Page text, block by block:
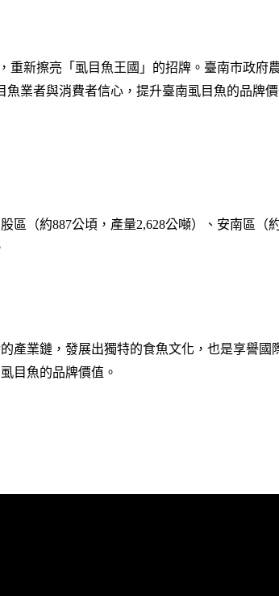
重新擦亮「虱目魚王國」的招牌。臺南市政府
業者與消費者信心，提升臺南虱目魚的品牌價
區（約887公頃 ，產量2,628公噸）、安南區（
業鏈，發展出獨特的食魚文化，也是享譽
目魚的品牌價值。